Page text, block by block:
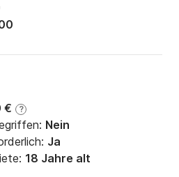
€ ?
Nein
Ja
18 Jahre alt